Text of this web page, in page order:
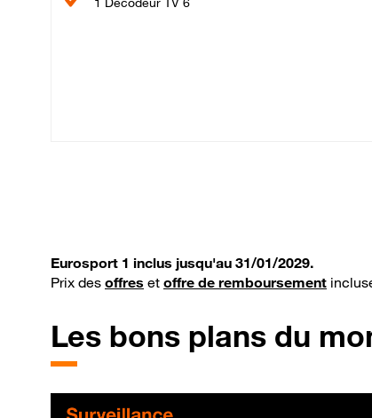
Eurosport 1 inclus jusqu'au 31/01/2029.
Prix des offres et offre de remboursement
Les bons plans du